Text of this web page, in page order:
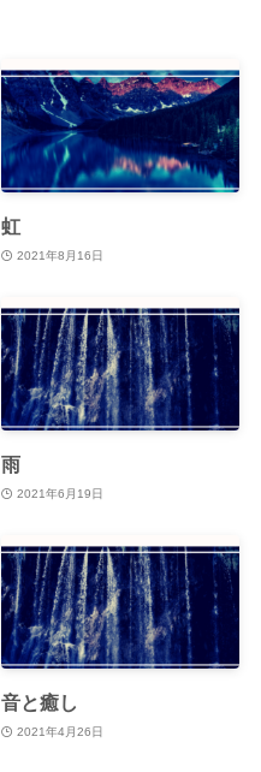
虹
2021年8月16日
雨
2021年6月19日
音と癒し
2021年4月26日